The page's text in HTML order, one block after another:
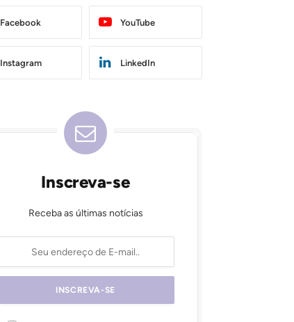
Facebook YouTube
Instagram LinkedIn
Inscreva-se
Receba as últimas notícias